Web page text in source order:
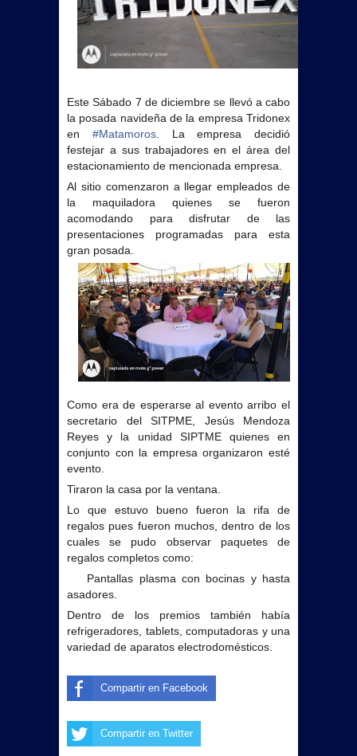
Este Sábado 7 de diciembre se llevó a cabo
la posada navideña de la empresa Tridonex
en #Matamoros. La empresa decidió
festejar a sus trabajadores en el área del
estacionamiento de mencionada empresa.
Al sitio comenzaron a llegar empleados de
la maquiladora quienes se fueron
acomodando para disfrutar de las
presentaciones programadas para esta
gran posada.
Como era de esperarse al evento arribo el
secretario del SITPME, Jesús Mendoza
Reyes y la unidad SIPTME quienes en
conjunto con la empresa organizaron esté
evento.
Tiraron la casa por la ventana.
Lo que estuvo bueno fueron la rifa de
regalos pues fueron muchos, dentro de los
cuales se pudo observar paquetes de
regalos completos como:
Pantallas plasma con bocinas y hasta
asadores.
Dentro de los premios también había
refrigeradores, tablets, computadoras y una
variedad de aparatos electrodomésticos.
Compartir en Facebook
Compartir en Twitter